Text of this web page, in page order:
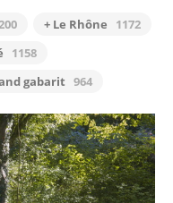
+ Le Rhône
1172
1158
gabarit 964